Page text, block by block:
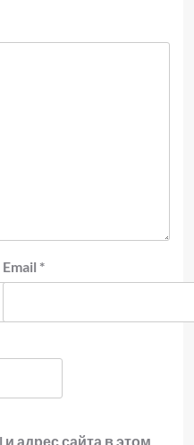
Email *
адрес сайта в этом